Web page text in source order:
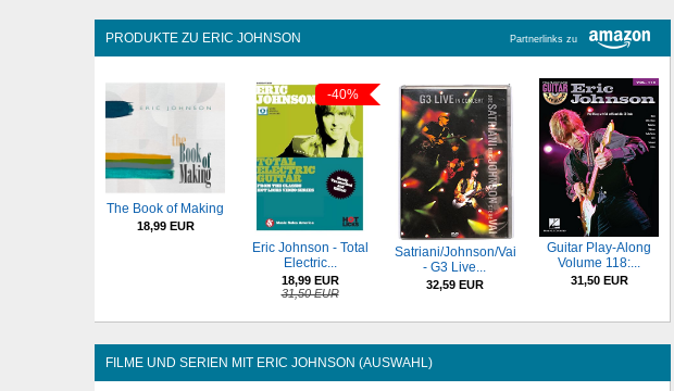
Partnerlinks zu
PRODUKTE ZU ERIC JOHNSON
The Book of Making
18,99 EUR
-40%
Eric Johnson - Total
Electric...
18,99 EUR
31,50 EUR
Satriani/Johnson/Vai
- G3 Live...
32,59 EUR
Guitar Play-Along
Volume 118:...
31,50 EUR
FILME UND SERIEN MIT ERIC JOHNSON (AUSWAHL)